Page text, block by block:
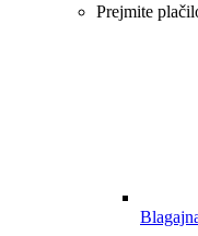
Prejmite